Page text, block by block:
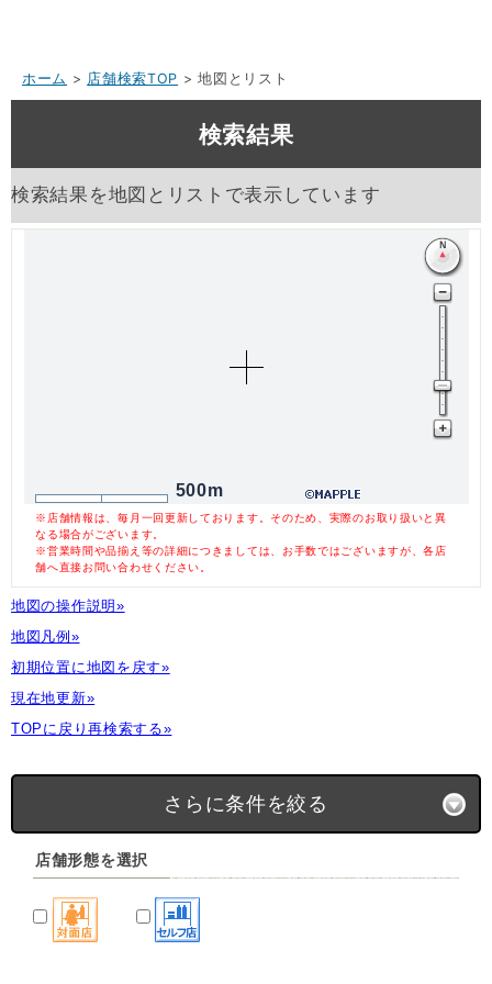
ホーム > 店舗検索TOP > 地図とリスト
検索結果
検索結果を地図とリストで表示しています
500m
※店舗情報は、毎月一回更新しております。そのため、実際のお取り扱いと異
なる場合がございます。
※営業時間や品揃え等の詳細につきましては、お手数ではございますが、各店
舗へ直接お問い合わせください。
地図の操作説明»
地図凡例»
初期位置に地図を戻す»
現在地更新»
TOPに戻り再検索する»
さらに条件を絞る
店舗形態を選択